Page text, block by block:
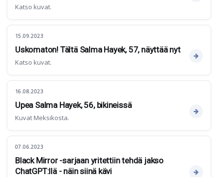
Katso kuvat.
15.09.2023
Uskomaton! Tältä Salma Hayek, 57, näyttää nyt
Katso kuvat.
16.08.2023
Upea Salma Hayek, 56, bikineissä
Kuvat Meksikosta.
07.06.2023
Black Mirror -sarjaan yritettiin tehdä jakso
ChatGPT:llä - näin siinä kävi